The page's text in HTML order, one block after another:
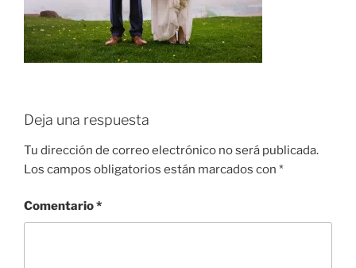
Deja una respuesta
Tu dirección de correo electrónico no será publicada.
Los campos obligatorios están marcados con *
Comentario*